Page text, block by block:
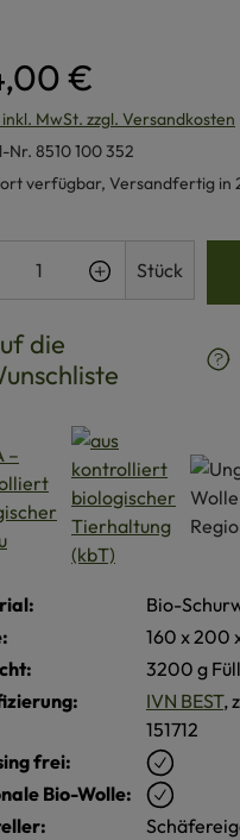
€
MwSt. zzgl. Versandkosten
Nr. 8510 100 352
verfügbar, Versandfertig in
Anzahl: Gib
Stück
die
Bio-
160 x 200
3200 g
IVN BEST,
151712
frei:
Bio-Wolle: